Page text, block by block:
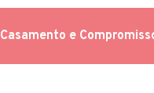
Casamento e